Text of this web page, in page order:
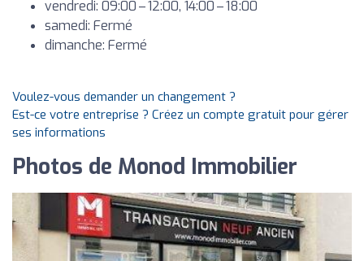
vendredi: 09:00 – 12:00, 14:00 – 18:00
samedi: Fermé
dimanche: Fermé
Voulez-vous demander un changement ?
Est-ce votre entreprise ? Créez un compte gratuit pour gérer
ses informations
Photos de Monod Immobilier